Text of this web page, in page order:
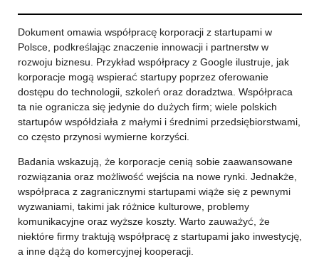
Dokument omawia współpracę korporacji z startupami w
Polsce, podkreślając znaczenie innowacji i partnerstw w
rozwoju biznesu. Przykład współpracy z Google ilustruje, jak
korporacje mogą wspierać startupy poprzez oferowanie
dostępu do technologii, szkoleń oraz doradztwa. Współpraca
ta nie ogranicza się jedynie do dużych firm; wiele polskich
startupów współdziała z małymi i średnimi przedsiębiorstwami,
co często przynosi wymierne korzyści.
Badania wskazują, że korporacje cenią sobie zaawansowane
rozwiązania oraz możliwość wejścia na nowe rynki. Jednakże,
współpraca z zagranicznymi startupami wiąże się z pewnymi
wyzwaniami, takimi jak różnice kulturowe, problemy
komunikacyjne oraz wyższe koszty. Warto zauważyć, że
niektóre firmy traktują współpracę z startupami jako inwestycję,
a inne dążą do komercyjnej kooperacji.